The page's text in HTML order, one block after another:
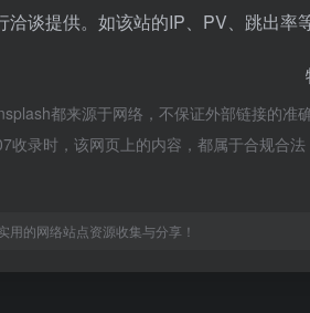
谈提供。如该站的IP、PV、跳出率
都来源于网络，不保证外部链接的
收录时，该网页上的内容，都属于合规合
用的网络站点资源收集与分享！